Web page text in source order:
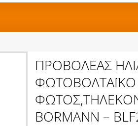
ΠΡΟΒΟΛΕΑΣ
BORMANN –